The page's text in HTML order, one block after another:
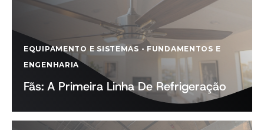
EQUIPAMENTO E SISTEMAS - FUNDAMENTOS E
ENGENHARIA
Fãs: A Primeira Linha De Refrigeração